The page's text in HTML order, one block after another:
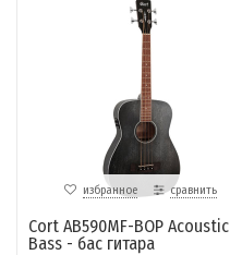
избранное сравнить
Cort AB590MF-BOP Acoustic
Bass - бас гитара